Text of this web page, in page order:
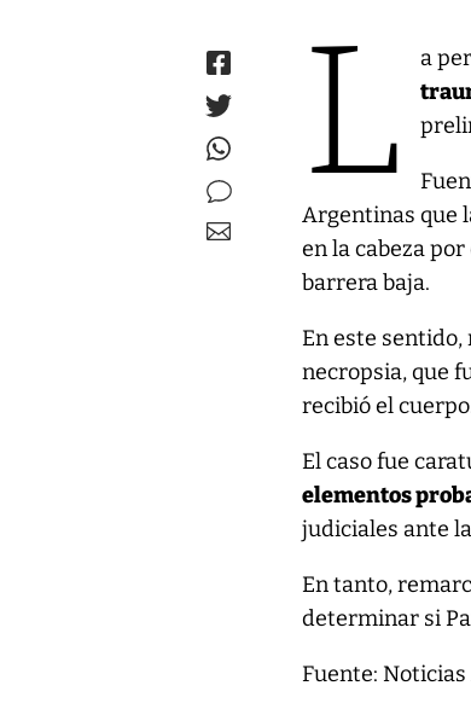
L
a
Argentinas que
en la cabeza
barrera baja.
En este
necropsia, que
recibió el
El caso fue
elementos
judiciales ante
En tanto,
determinar si
Fuente: